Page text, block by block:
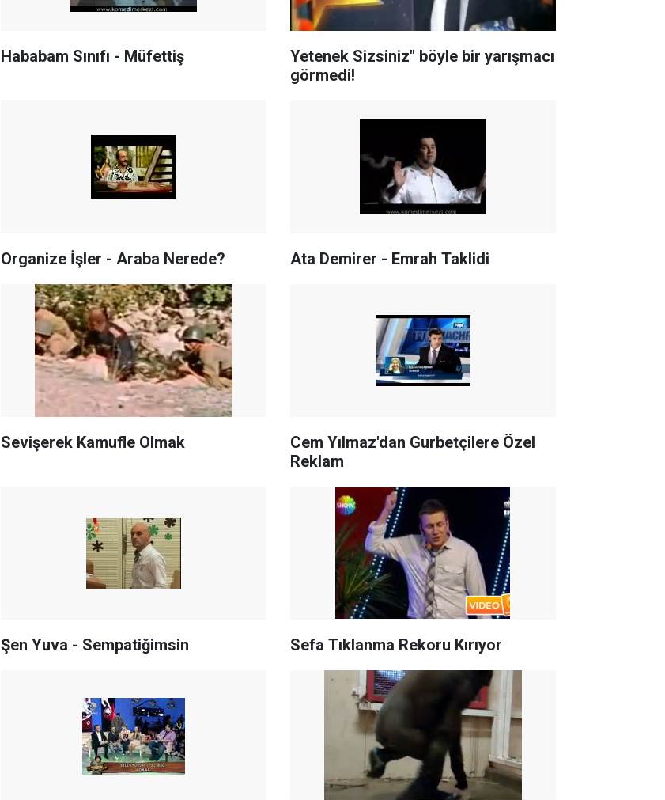
Hababam Sınıfı - Müfettiş
Yetenek Sizsiniz" böyle bir yarışmacı
görmedi!
Organize İşler - Araba Nerede? Ata Demirer - Emrah Taklidi
Sevişerek Kamufle Olmak
Cem Yılmaz'dan Gurbetçilere Özel
Reklam
Şen Yuva - Sempatiğimsin Sefa Tıklanma Rekoru Kırıyor